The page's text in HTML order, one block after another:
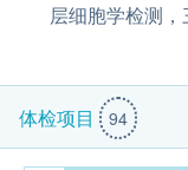
层细胞学检测
体检项目 94